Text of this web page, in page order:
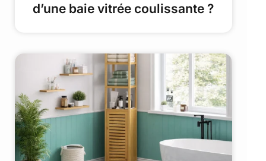
d’une baie vitrée coulissante ?